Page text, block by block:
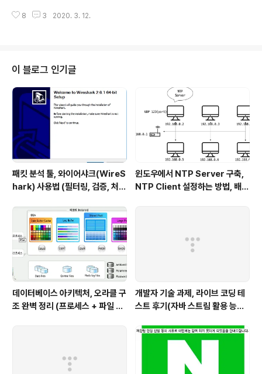
f017PD5BIEc) 위의 영상을 보면서 같이 공부하기 어려
링 빈(Bean)들이 만들어지고 그 외에 스프링 컨테이너가
초기화하는 과정이 진행된다. 여기서 하고자 하는 것은 앞
서 언급한 모든 작업을 마치고 나서 "초기화 코드"를 넣어
야 하는 경우에 어떤 방법이 있을까에 대한 것이다. 내가 만
든 스프링 부트 애플리케이션이 정상적으로 실행이 완료되
8 3 2020. 3. 12.
이 블로그 인기글
패킷 분석 툴, 와이어샤크(WireS
hark) 사용법 (필터링, 검증, 처음
윈도우에서 NTP Server 구축,
NTP Client 설정하는 방법, 배치
데이터베이스 아키텍처, 오라클 구
조 완벽 정리 (프로세스 + 파일 구
개발자 기술 과제, 라이브 코딩 테
스트 후기(자바 스트림 활용 능력